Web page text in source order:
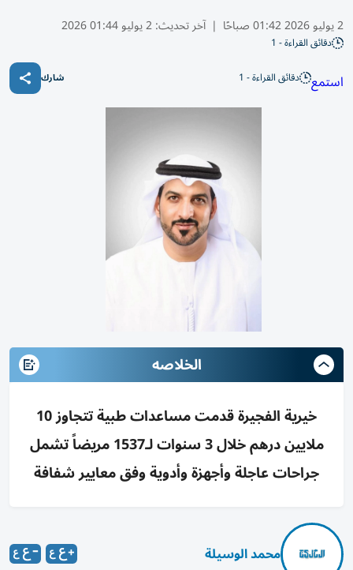
2 يوليو 2026 01:42 صباحًا | آخر تحديث:2 يوليو 01:44 2026
دقائق القراءة - 1
استمع دقائق القراءة - 1 شارك
الخلاصه
خيرية الفجيرة قدمت مساعدات طبية تتجاوز 10
ملايين درهم خلال 3 سنوات لـ1537 مريضاً تشمل
جراحات عاجلة وأجهزة وأدوية وفق معايير شفافة
محمد الوسيلة